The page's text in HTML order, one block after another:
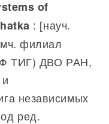
of
: [науч.
филиал
ТИГ) ДВО РАН,
независимых
ред.